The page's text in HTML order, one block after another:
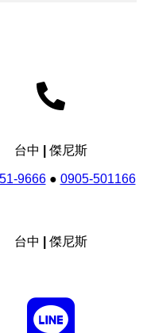
台中 | 傑尼斯
9666● 0905-501166
台中 | 傑尼斯